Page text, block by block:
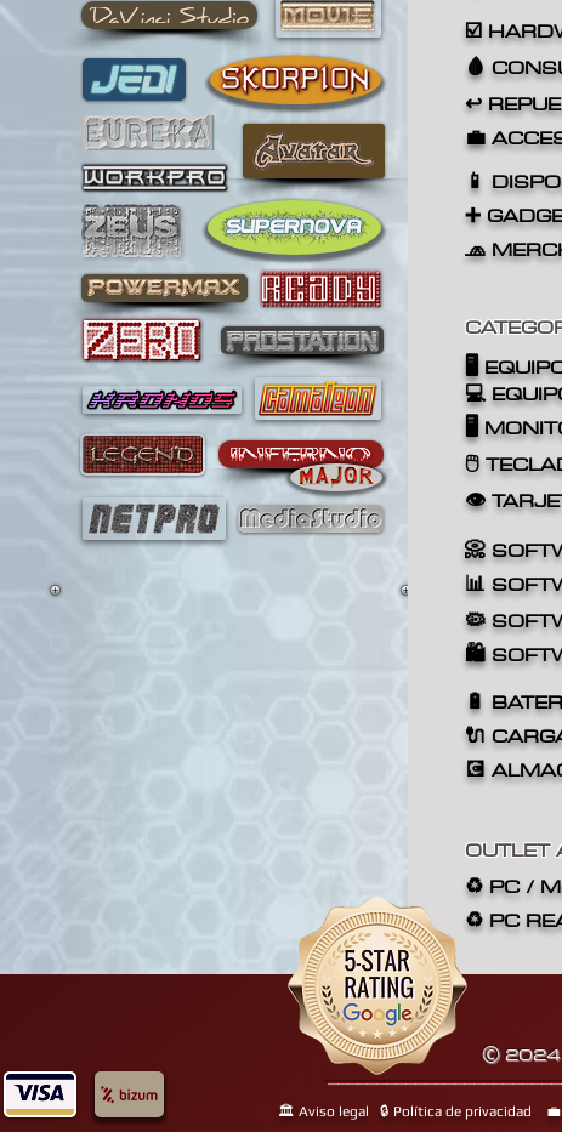
☑️
🩸
↩️
💼
📱
➕
🧢
🖥️
💻
🖥️
🖱️
👁️
📀
📊
🦠
🛍️
🔋
🔌
💽
OUTLET
♻️ PC /
♻️ PC
©2024
🏛️ Aviso legal 🔒 Política de privacidad